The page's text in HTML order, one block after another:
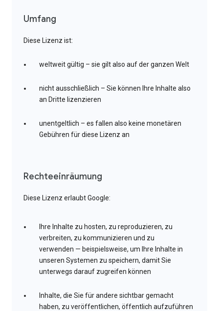
Umfang
Diese Lizenz ist:
weltweit gültig – sie gilt also auf der ganzen Welt
nicht ausschließlich – Sie können Ihre Inhalte also
an Dritte lizenzieren
unentgeltlich – es fallen also keine monetären
Gebühren für diese Lizenz an
Rechteeinräumung
Diese Lizenz erlaubt Google:
Ihre Inhalte zu hosten, zu reproduzieren, zu
verbreiten, zu kommunizieren und zu
verwenden — beispielsweise, um Ihre Inhalte in
unseren Systemen zu speichern, damit Sie
unterwegs darauf zugreifen können
Inhalte, die Sie für andere sichtbar gemacht
haben, zu veröffentlichen, öffentlich aufzuführen